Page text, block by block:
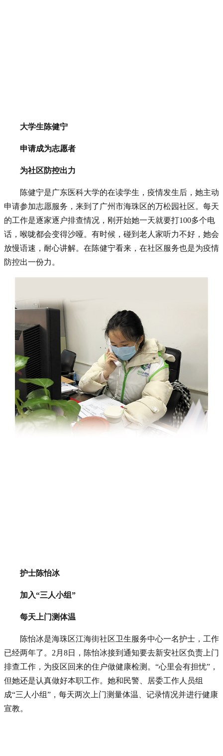
大学生陈健宁
申请成为志愿者
为社区防控出力
陈健宁是广东医科大学的在读学生，疫情发生后，她主动
申请参加志愿服务，来到了广州市海珠区的万松园社区。每天
的工作是逐家逐户排查情况，刚开始她一天就要打100多个电
话，喉咙都会变得沙哑。有时候，碰到老人家听力不好，她会
放慢语速，耐心讲解。在陈健宁看来，在社区服务也是为疫情
防控出一份力。
护士陈怡冰
加入“三人小组”
每天上门测体温
陈怡冰是海珠区江海街社区卫生服务中心一名护士，工作
已经两年了。2月8日，陈怡冰接到通知要去新安社区负责上门
排查工作，为疫区回来的住户做健康检测。“心里会有担忧”，
但她还是认真做好本职工作。她和民警、居委工作人员组
成“三人小组”，每天两次上门测量体温、记录情况并进行健康
宣教。